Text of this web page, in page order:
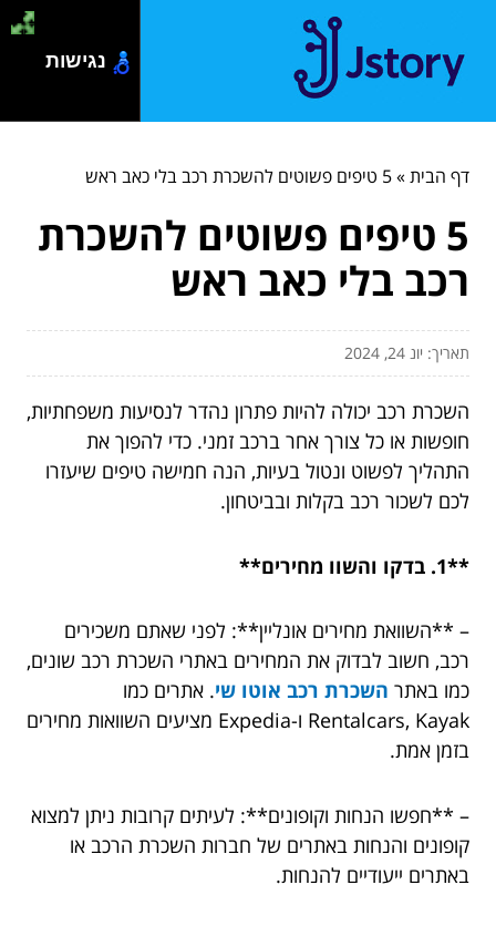
דף הבית»5 טיפים פשוטים להשכרת רכב בלי כאב ראש
5 טיפים פשוטים להשכרת
רכב בלי כאב ראש
תאריך: יונ 24, 2024
השכרת רכב יכולה להיות פתרון נהדר לנסיעות משפחתיות,
חופשות או כל צורך אחר ברכב זמני. כדי להפוך את
התהליך לפשוט ונטול בעיות, הנה חמישה טיפים שיעזרו
לכם לשכור רכב בקלות ובביטחון.
**1. בדקו והשוו מחירים**
– **השוואת מחירים אונליין**: לפני שאתם משכירים
רכב, חשוב לבדוק את המחירים באתרי השכרת רכב שונים,
כמו באתר השכרת רכב אוטו שי. אתרים כמו
Rentalcars, Kayak ו-Expedia מציעים השוואות מחירים
בזמן אמת.
– **חפשו הנחות וקופונים**: לעיתים קרובות ניתן למצוא
קופונים והנחות באתרים של חברות השכרת הרכב או
באתרים ייעודיים להנחות.
נגישות